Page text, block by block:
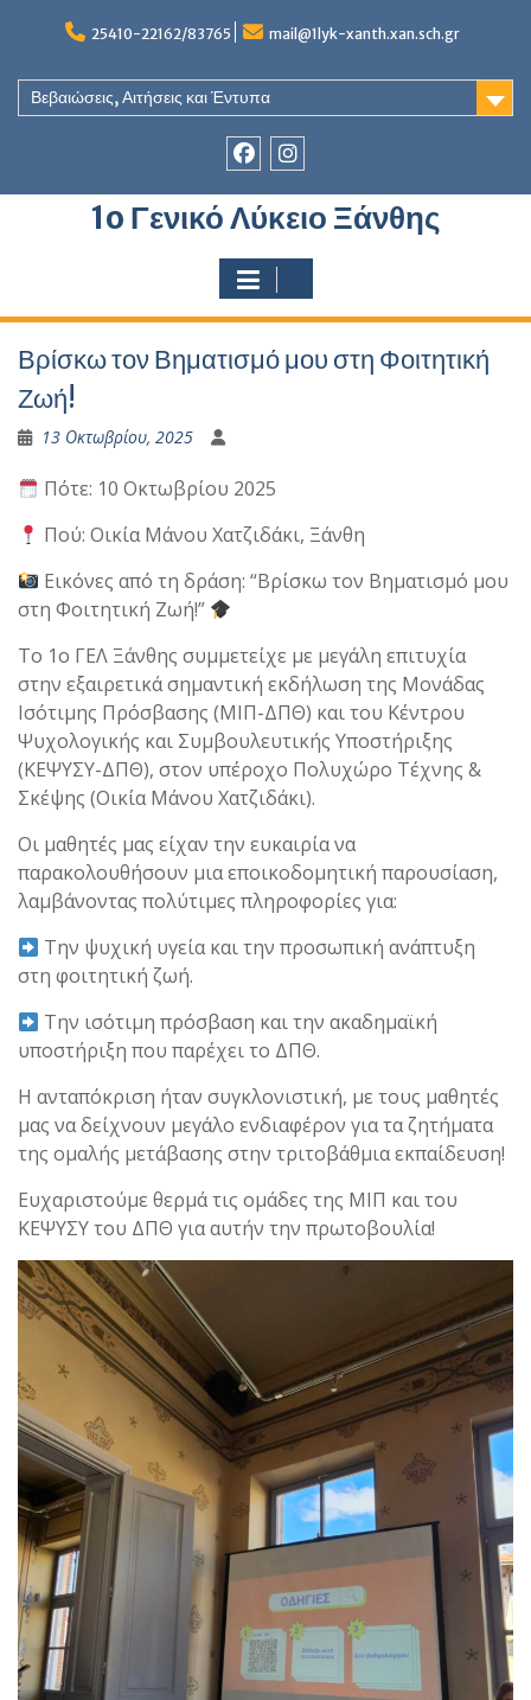
25410-22162/83765 mail@1lyk-xanth.xan.sch.gr
Βεβαιώσεις, Αιτήσεις και Έντυπα
του
του
1o Γενικό Λύκειο Ξάνθης
Βρίσκω τον Βηματισμό μου στη Φοιτητική
Ζωή!
13 Οκτωβρίου, 2025
Πότε: 10 Οκτωβρίου 2025
Πού: Οικία Μάνου Χατζιδάκι, Ξάνθη
Εικόνες από τη δράση: “Βρίσκω τον Βηματισμό μου
στη Φοιτητική Ζωή!”
​Το 1ο ΓΕΛ Ξάνθης συμμετείχε με μεγάλη επιτυχία
στην εξαιρετικά σημαντική εκδήλωση της Μονάδας
Ισότιμης Πρόσβασης (ΜΙΠ-ΔΠΘ) και του Κέντρου
Ψυχολογικής και Συμβουλευτικής Υποστήριξης
(ΚΕΨΥΣΥ-ΔΠΘ), στον υπέροχο Πολυχώρο Τέχνης &
Σκέψης (Οικία Μάνου Χατζιδάκι).
​Οι μαθητές μας είχαν την ευκαιρία να
παρακολουθήσουν μια εποικοδομητική παρουσίαση,
λαμβάνοντας πολύτιμες πληροφορίες για:
Την ψυχική υγεία και την προσωπική ανάπτυξη
στη φοιτητική ζωή.
Την ισότιμη πρόσβαση και την ακαδημαϊκή
υποστήριξη που παρέχει το ΔΠΘ.
​Η ανταπόκριση ήταν συγκλονιστική, με τους μαθητές
μας να δείχνουν μεγάλο ενδιαφέρον για τα ζητήματα
της ομαλής μετάβασης στην τριτοβάθμια εκπαίδευση!
​Ευχαριστούμε θερμά τις ομάδες της ΜΙΠ και του
ΚΕΨΥΣΥ του ΔΠΘ για αυτήν την πρωτοβουλία!